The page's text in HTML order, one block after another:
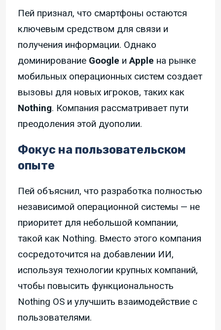
Пей признал, что смартфоны остаются
ключевым средством для связи и
получения информации. Однако
доминирование Google иApple на рынке
мобильных операционных систем создает
вызовы для новых игроков, таких как
Nothing. Компания рассматривает пути
преодоления этой дуополии.
Фокус на пользовательском
опыте
Пей объяснил, что разработка полностью
независимой операционной системы — не
приоритет для небольшой компании,
такой как Nothing. Вместо этого компания
сосредоточится на добавлении ИИ,
используя технологии крупных компаний,
чтобы повысить функциональность
Nothing OS и улучшить взаимодействие с
пользователями.